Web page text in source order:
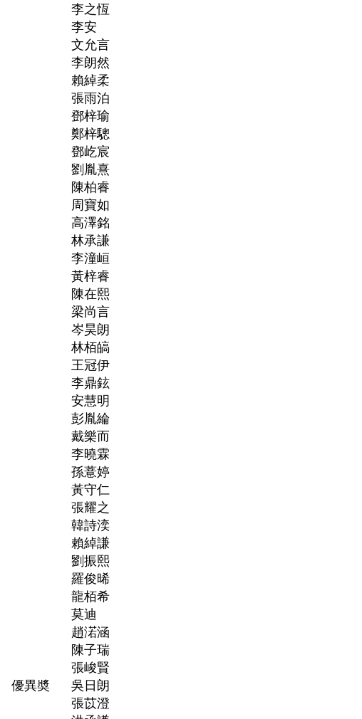
優異奬
李之恆
李安
文允言
李朗然
賴綽柔
張雨泊
鄧梓瑜
鄭梓驄
鄧屹宸
劉胤熹
陳柏睿
周寶如
高澤銘
林承謙
李潼峘
黃梓睿
陳在熙
梁尚言
岑昊朗
林栢皜
王冠伊
李鼎鉉
安慧明
彭胤綸
戴樂而
李曉霖
孫薏婷
黃守仁
張耀之
韓詩湙
賴綽謙
劉振熙
羅俊晞
龍栢希
莫迪
趙渃涵
陳子瑞
張峻賢
吳日朗
張苡澄